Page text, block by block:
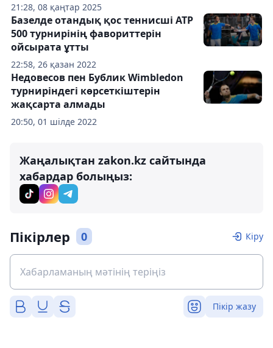
21:28, 08 қаңтар 2025
22:58, 26 қазан 2022
Базелде отандық қос теннисші ATP
500 турнирінің фавориттерін
ойсырата ұтты
20:50, 01 шілде 2022
Недовесов пен Бублик Wimbledon
турниріндегі көрсеткіштерін
жақсарта алмады
Жаңалықтан zakon.kz сайтында
хабардар болыңыз:
Пікірлер 0 Кіру
Пікір жазу